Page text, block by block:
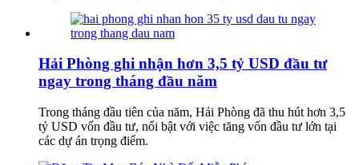
Hải Phòng ghi nhận hơn 3,5 tỷ USD đầu tư
ngay trong tháng đầu năm
Trong tháng đầu tiên của năm, Hải Phòng đã thu hút hơn 3,5
tỷ USD vốn đầu tư, nổi bật với việc tăng vốn đầu tư lớn tại
các dự án trọng điểm.